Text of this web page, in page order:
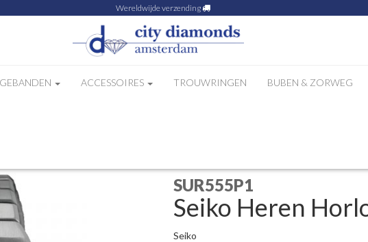
Wereldwijde verzending
ACCESSOIRES TROUWRINGEN BUBEN & ZORWEG
SUR555P1
Seiko Heren
Seiko